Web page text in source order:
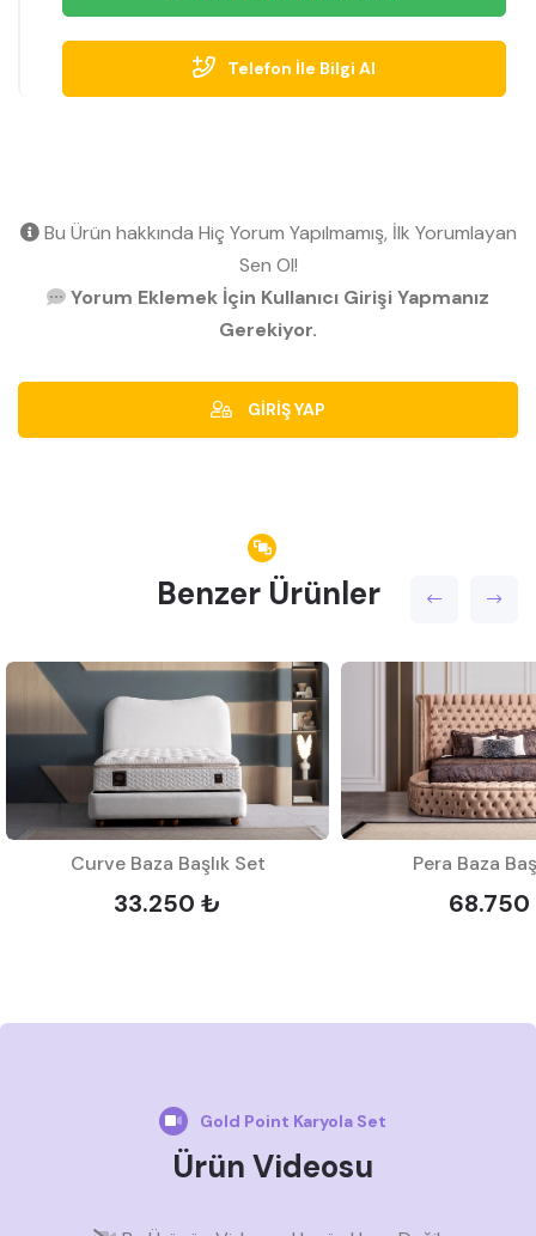
Telefon İle Bilgi Al
Bu Ürün hakkında Hiç Yorum Yapılmamış, İlk Yorumlayan
Sen Ol!
Yorum Eklemek İçin Kullanıcı Girişi Yapmanız
Gerekiyor.
GİRİŞ YAP
Benzer Ürünler
Curve Baza Başlık Set
33.250 ₺
Pera Baza
Gold Point Karyola Set
Ürün Videosu